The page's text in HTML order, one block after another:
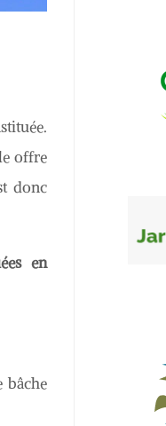
offre
donc
en
bâche